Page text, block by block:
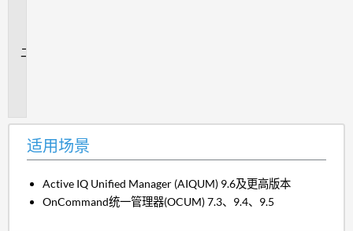
适用场景
Active IQ Unified Manager (AIQUM) 9.6及更高版本
OnCommand统一管理器(OCUM) 7.3、9.4、9.5